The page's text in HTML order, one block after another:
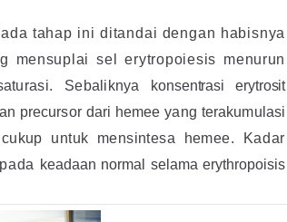
tahap ini ditandai dengan habisnya
mensuplai sel erytropoiesis menurun
Sebaliknya
konsentrasi erytrosit
precursor dari hemee yang terakumulasi
untuk mensintesa hemee.
Kadar
keadaan normal selama erythropoisis